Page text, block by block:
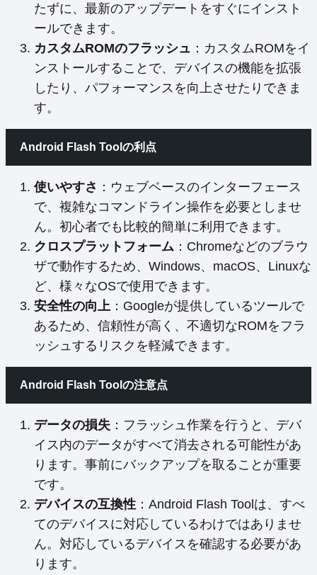
たずに、最新のアップデートをすぐにインスト
ールできます。
カスタムROMのフラッシュ ：カスタムROMをイ
ンストールすることで、デバイスの機能を拡張
したり、パフォーマンスを向上させたりできま
す。
Android Flash Toolの利点
使いやすさ ：ウェブベースのインターフェース
で、複雑なコマンドライン操作を必要としませ
ん。初心者でも比較的簡単に利用できます。
クロスプラットフォーム ：Chromeなどのブラウ
ザで動作するため、Windows、macOS、Linuxな
ど、様々なOSで使用できます。
安全性の向上 ：Googleが提供しているツールで
あるため、信頼性が高く、不適切なROMをフラ
ッシュするリスクを軽減できます。
Android Flash Toolの注意点
データの損失 ：フラッシュ作業を行うと、デバ
イス内のデータがすべて消去される可能性があ
ります。事前にバックアップを取ることが重要
です。
デバイスの互換性 ：Android Flash Toolは、すべ
てのデバイスに対応しているわけではありませ
ん。対応しているデバイスを確認する必要があ
ります。